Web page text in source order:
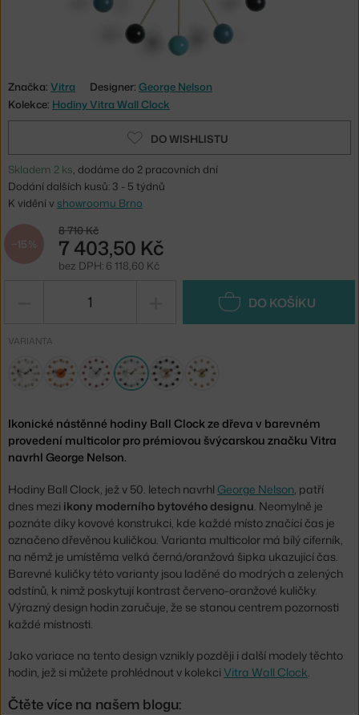
Značka: Vitra Designer: George Nelson
Kolekce: Hodiny Vitra Wall Clock
DO WISHLISTU
Skladem 2 ks , dodáme do 2 pracovních dní
Dodání dalších kusů: 3 - 5 týdnů
K vidění v showroomu Brno
−15 %
8 710 Kč
7 403,50 Kč
bez DPH: 6 118,60 Kč
DO KOŠÍKU
VARIANTA
Ikonické nástěnné hodiny Ball Clock ze dřeva v barevném
provedení multicolor pro prémiovou švýcarskou značku Vitra
navrhl George Nelson.
Hodiny Ball Clock, jež v 50. letech navrhl George Nelson , patří
dnes mezi ikony moderního bytového designu . Neomylně je
poznáte díky kovové konstrukci, kde každé místo značící čas je
označeno dřevěnou kuličkou. Varianta multicolor má bílý ciferník,
na němž je umístěma velká černá/oranžová šipka ukazující čas.
Barevné kuličky této varianty jsou laděné do modrých a zelených
odstínů, k nimž poskytují kontrast červeno-oranžové kuličky.
Výrazný design hodin zaručuje, že se stanou centrem pozornosti
každé místnosti.
Jako variace na tento design vznikly později i další modely těchto
hodin, jež si můžete prohlédnout v kolekci Vitra Wall Clock.
Čtěte více na našem blogu: